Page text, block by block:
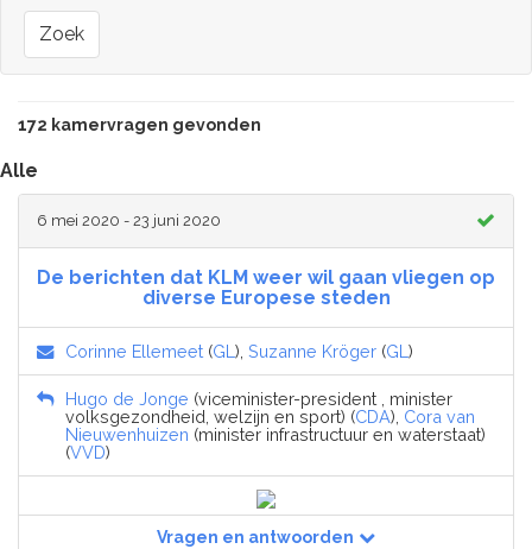
Zoek
172 kamervragen gevonden
Alle
6 mei 2020 - 23 juni 2020
De berichten dat KLM weer wil gaan vliegen op
diverse Europese steden
Corinne Ellemeet (GL ), Suzanne Kröger (GL )
Hugo de Jonge (viceminister-president , minister
volksgezondheid, welzijn en sport) (CDA), Cora van
Nieuwenhuizen (minister infrastructuur en waterstaat)
(VVD)
Vragen en antwoorden